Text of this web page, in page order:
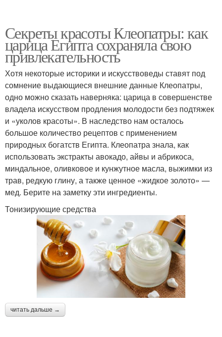
Секреты красоты Клеопатры: как
царица Египта сохраняла свою
привлекательность
Хотя некоторые историки и искусствоведы ставят под
сомнение выдающиеся внешние данные Клеопатры,
одно можно сказать наверняка: царица в совершенстве
владела искусством продления молодости без подтяжек
и «уколов красоты». В наследство нам осталось
большое количество рецептов с применением
природных богатств Египта. Клеопатра знала, как
использовать экстракты авокадо, айвы и абрикоса,
миндальное, оливковое и кунжутное масла, выжимки из
трав, редкую глину, а также ценное «жидкое золото» —
мед. Берите на заметку эти ингредиенты.
Тонизирующие средства
читать дальше →